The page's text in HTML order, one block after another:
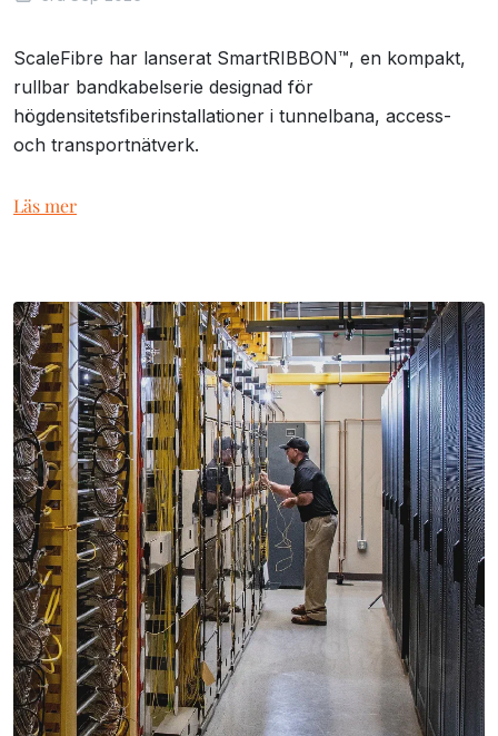
ScaleFibre har lanserat SmartRIBBON™, en kompakt,
rullbar bandkabelserie designad för
högdensitetsfiberinstallationer i tunnelbana, access-
och transportnätverk.
Läs mer